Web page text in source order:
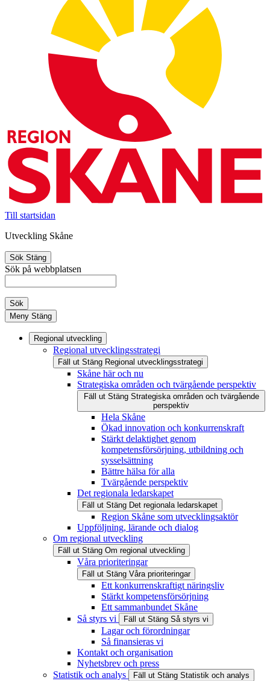
Till startsidan
Utveckling Skåne
Sök Stäng
Sök på webbplatsen
Sök
Meny Stäng
Regional utveckling
Regional utvecklingsstrategi
Fäll ut Stäng Regional utvecklingsstrategi
Skåne här och nu
Strategiska områden och tvärgående perspektiv
Fäll ut Stäng Strategiska områden och tvärgående
perspektiv
Hela Skåne
Ökad innovation och konkurrenskraft
Stärkt delaktighet genom
kompetensförsörjning, utbildning och
sysselsättning
Bättre hälsa för alla
Tvärgående perspektiv
Det regionala ledarskapet
Fäll ut Stäng Det regionala ledarskapet
Region Skåne som utvecklingsaktör
Uppföljning, lärande och dialog
Om regional utveckling
Fäll ut Stäng Om regional utveckling
Våra prioriteringar
Fäll ut Stäng Våra prioriteringar
Ett konkurrenskraftigt näringsliv
Stärkt kompetensförsörjning
Ett sammanbundet Skåne
Så styrs vi
Fäll ut Stäng Så styrs vi
Lagar och förordningar
Så finansieras vi
Kontakt och organisation
Nyhetsbrev och press
Statistik och analys
Fäll ut Stäng Statistik och analys